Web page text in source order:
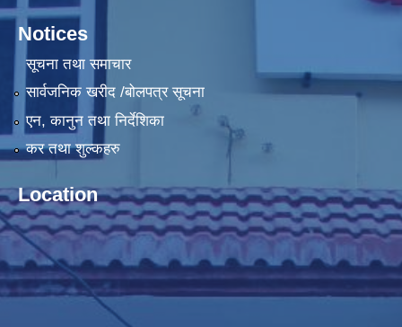
Notices
सूचना तथा समाचार
सार्वजनिक खरीद /बोलपत्र सूचना
एन, कानुन तथा निर्देशिका
कर तथा शुल्कहरु
Location